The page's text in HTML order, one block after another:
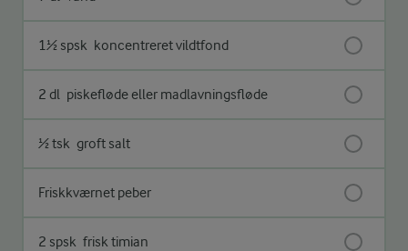
1½ spsk koncentreret vildtfond
2 dl piskefløde eller madlavningsfløde
½ tsk groft salt
Friskkværnet peber
2 spsk frisk timian